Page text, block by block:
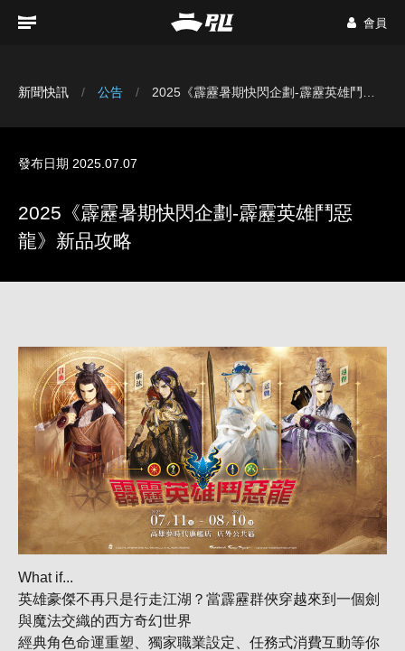
會員
新聞快訊 公告 2025《霹靂暑期快閃企劃-霹靂英雄鬥惡龍》新品攻略
發布日期 2025.07.07
2025《霹靂暑期快閃企劃-霹靂英雄鬥惡
龍》新品攻略
What if...
英雄豪傑不再只是行走江湖？當霹靂群俠穿越來到一個劍
與魔法交織的西方奇幻世界
經典角色命運重塑、獨家職業設定、任務式消費互動等你